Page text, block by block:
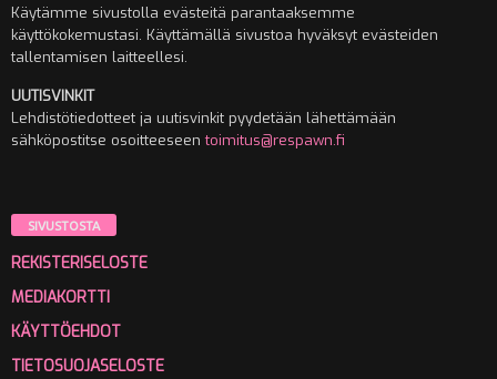
Käytämme sivustolla evästeitä parantaaksemme
käyttökokemustasi. Käyttämällä sivustoa hyväksyt evästeiden
tallentamisen laitteellesi.
UUTISVINKIT
Lehdistötiedotteet ja uutisvinkit pyydetään lähettämään
sähköpostitse osoitteeseentoimitus@respawn.fi
SIVUSTOSTA
REKISTERISELOSTE
MEDIAKORTTI
KÄYTTÖEHDOT
TIETOSUOJASELOSTE